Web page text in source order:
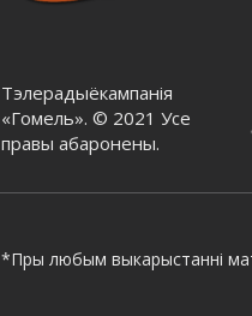
Тэлерадыёкампанія
«Гомель». © 2021 Усе
правы абаронены.
*Пры любым выкарыстанні